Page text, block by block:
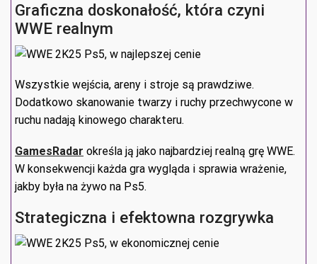
Graficzna doskonałość, która czyni
WWE realnym
Wszystkie wejścia, areny i stroje są prawdziwe.
Dodatkowo skanowanie twarzy i ruchy przechwycone w
ruchu nadają kinowego charakteru.
GamesRadar określa ją jako najbardziej realną grę WWE.
W konsekwencji każda gra wygląda i sprawia wrażenie,
jakby była na żywo na Ps5.
Strategiczna i efektowna rozgrywka